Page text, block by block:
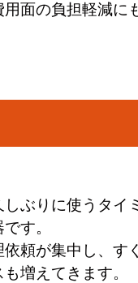
面の負担軽減に
ぶりに使うタイ
す。
頼が集中し、す
増えてきます。